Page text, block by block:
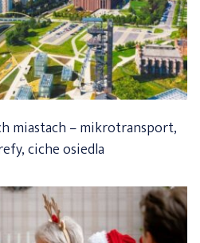
miastach – mikrotransport,
ciche osiedla